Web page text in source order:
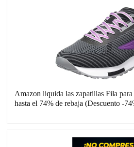
Amazon liquida las zapatillas Fila
hasta el 74% de rebaja (Descuento -